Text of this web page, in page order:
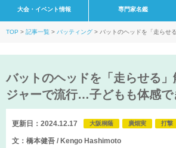
大会・イベント情報 専門家名鑑
TOP 記事一覧 バッティング
バットのヘッドを「走らせ
バットのヘッドを「走らせる
ジャーで流行…子どもも体感で
更新日：2024.12.17 大阪桐蔭 廣畑実 打撃
文：橋本健吾 / Kengo Hashimoto